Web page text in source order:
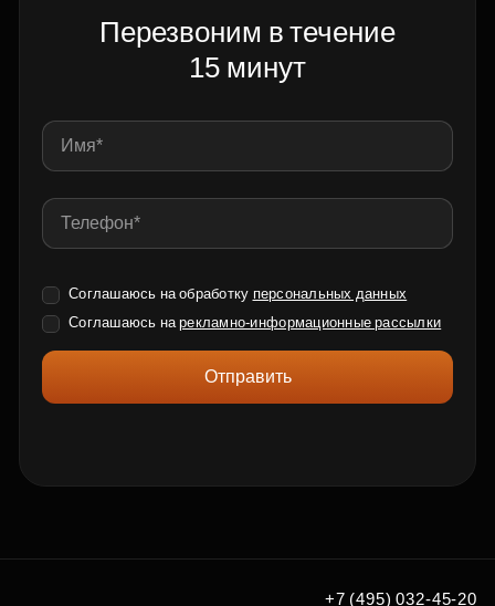
Перезвоним в течение
15 минут
Соглашаюсь на обработку персональных данных
Соглашаюсь нарекламно-информационные рассылки
Отправить
+7 (495) 032-45-20